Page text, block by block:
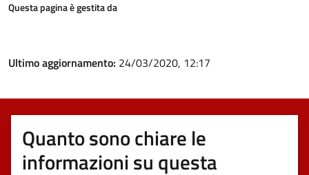
Questa pagina è gestita da
Ultimo aggiornamento: 24/03/2020, 12:17
Quanto sono chiare le
informazioni su questa